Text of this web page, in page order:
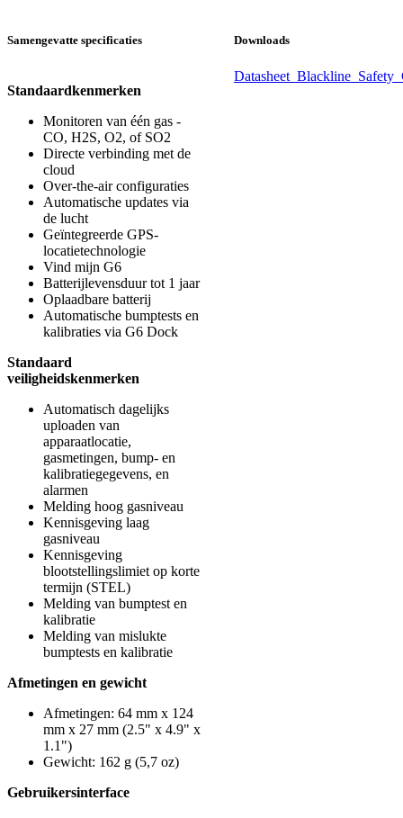
Samengevatte specificaties
Standaardkenmerken
Monitoren van één gas -
CO, H2S, O2, of SO2
Directe verbinding met de
cloud
Over-the-air configuraties
Automatische updates via
de lucht
Geïntegreerde GPS-
locatietechnologie
Vind mijn G6
Batterijlevensduur tot 1 jaar
Oplaadbare batterij
Automatische bumptests en
kalibraties via G6 Dock
Standaard
veiligheidskenmerken
Automatisch dagelijks
uploaden van
apparaatlocatie,
gasmetingen, bump- en
kalibratiegegevens, en
alarmen
Melding hoog gasniveau
Kennisgeving laag
gasniveau
Kennisgeving
blootstellingslimiet op korte
termijn (STEL)
Melding van bumptest en
kalibratie
Melding van mislukte
bumptests en kalibratie
Afmetingen en gewicht
Afmetingen: 64 mm x 124
mm x 27 mm (2.5" x 4.9" x
1.1")
Gewicht: 162 g (5,7 oz)
Gebruikersinterface
Downloads